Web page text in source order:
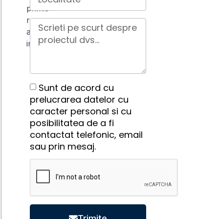
primiti
raspuns
aproape
instant.
Sunt de acord cu
prelucrarea datelor cu
caracter personal si cu
posibilitatea de a fi
contactat telefonic, email
sau prin mesaj.